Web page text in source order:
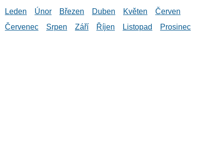
Leden Únor Březen Duben Květen
Červen
Červenec
Srpen Září Říjen Listopad Prosinec